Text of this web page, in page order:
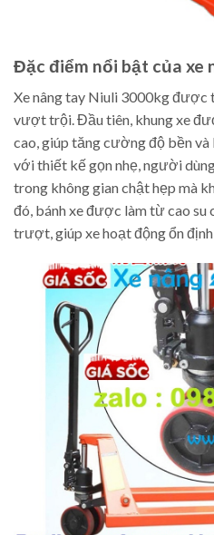
Đặc điểm nổi bật của xe
Xe nâng tay Niuli 3000kg được
vượt trội. Đầu tiên, khung xe
cao, giúp tăng cường độ bền
với thiết kế gọn nhẹ, người
trong không gian chật hẹp mà
đó, bánh xe được làm từ cao
trượt, giúp xe hoạt động ổn